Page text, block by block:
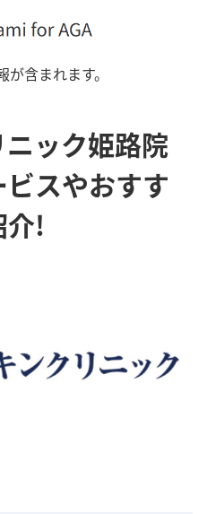
含まれます。
ック姫路院
スやおすす
介!